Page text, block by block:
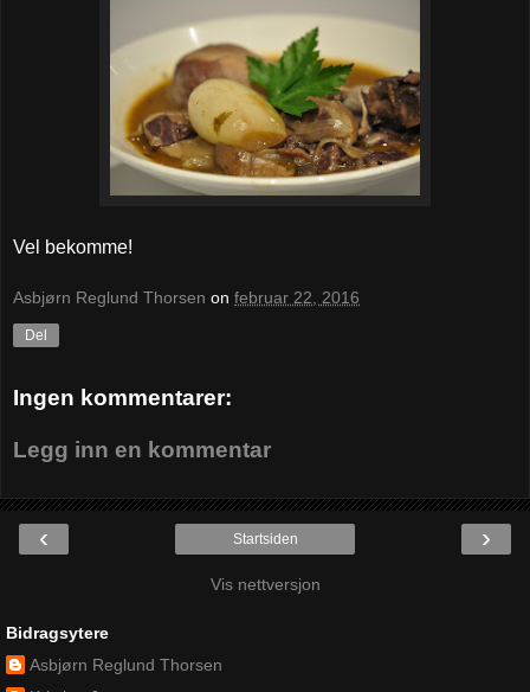
Vel bekomme!
Asbjørn Reglund Thorsen on februar 22, 2016
Del
Ingen kommentarer:
Legg inn en kommentar
‹ ›
Startsiden
Vis nettversjon
Bidragsytere
Asbjørn Reglund Thorsen